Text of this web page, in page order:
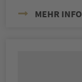
MEHR